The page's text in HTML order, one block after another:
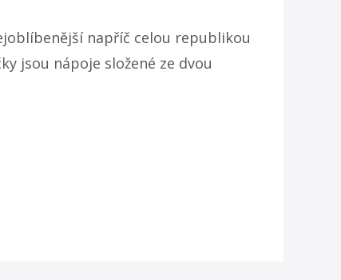
napříč celou republikou
jsou nápoje složené ze dvou